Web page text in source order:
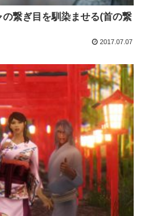
の繋ぎ目を馴染ませる(首の繋
2017.07.07